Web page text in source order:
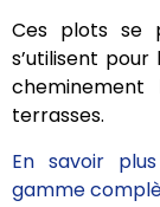
Ces plots se
s’utilisent
terrasses.
En savoir
gamme